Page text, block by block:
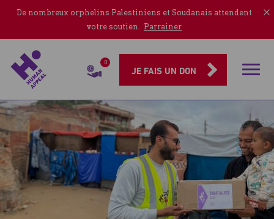
De nombreux orphelins Palestiniens et Soudanais attendent
votre soutien. Parrainer
Zakat
al
Fitr
2026
0
JE FAIS UN DON